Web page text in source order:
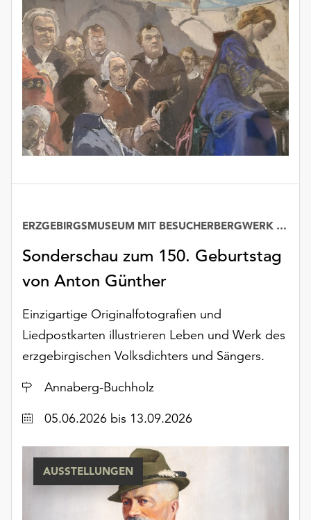
Sonderschau zum 150. Geburtstag
von Anton Günther
ERZGEBIRGSMUSEUM MIT BESUCHERBERGWERK „IM GÖSSNER“
Einzigartige Originalfotografien und
Liedpostkarten illustrieren Leben und Werk des
erzgebirgischen Volksdichters und Sängers.
Ort
Annaberg-Buchholz
Datum05.06.2026 bis 13.09.2026
AUSSTELLUNGEN